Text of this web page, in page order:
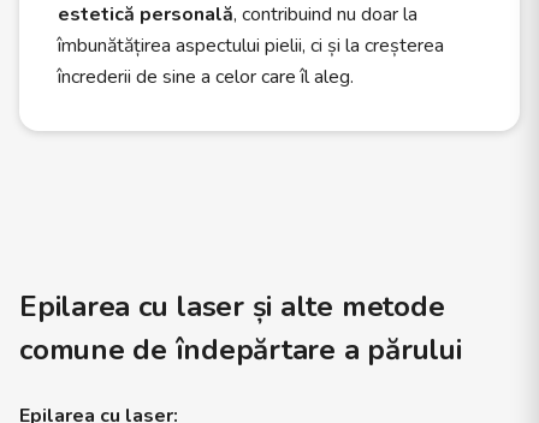
estetică personală, contribuind nu doar la
îmbunătățirea aspectului pielii, ci și la creșterea
încrederii de sine a celor care îl aleg.
Epilarea cu laser și alte metode
comune de îndepărtare a părului
Epilarea cu laser: